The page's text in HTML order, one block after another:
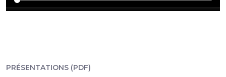
PRÉSENTATIONS (PDF)